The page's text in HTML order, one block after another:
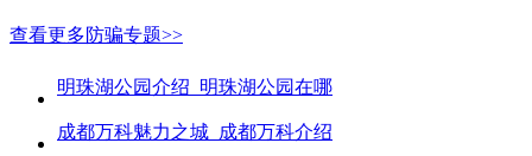
查看更多防骗专题>>
明珠湖公园介绍_明珠湖公园在哪
成都万科魅力之城_成都万科介绍